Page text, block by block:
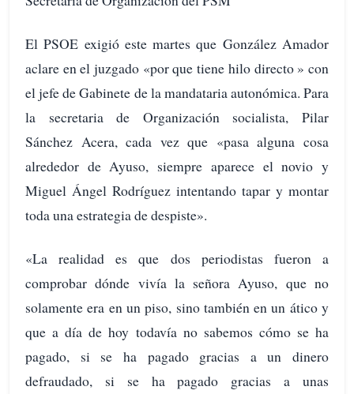
El PSOE exigió este martes que González Amador
aclare en el juzgado «por que tiene hilo directo » con
el jefe de Gabinete de la mandataria autonómica. Para
la secretaria de Organización socialista, Pilar
Sánchez Acera, cada vez que «pasa alguna cosa
alrededor de Ayuso, siempre aparece el novio y
Miguel Ángel Rodríguez intentando tapar y montar
toda una estrategia de despiste».
«La realidad es que dos periodistas fueron a
comprobar dónde vivía la señora Ayuso, que no
solamente era en un piso, sino también en un ático y
que a día de hoy todavía no sabemos cómo se ha
pagado, si se ha pagado gracias a un dinero
defraudado, si se ha pagado gracias a unas